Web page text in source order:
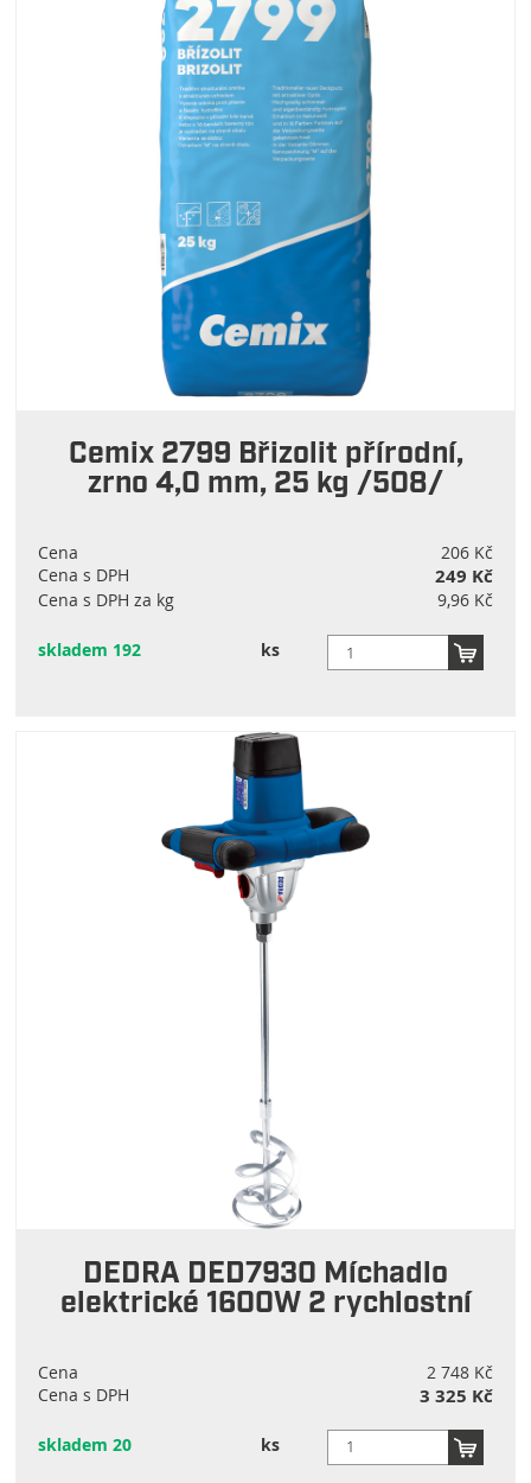
Cemix 2799 Břizolit přírodní,
zrno 4,0 mm, 25 kg /508/
Cena
206 Kč
Cena s DPH
249 Kč
Cena s DPH za kg 9,96 Kč
skladem 192 ks
DEDRA DED7930 Míchadlo
elektrické 1600W 2 rychlostní
Cena
2 748 Kč
Cena s DPH
3 325 Kč
skladem 20 ks